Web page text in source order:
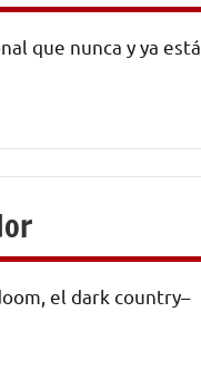
que nunca y ya está
el dark country–